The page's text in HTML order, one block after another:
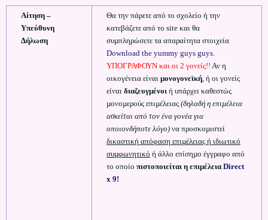
Αίτηση –
Υπεύθυνη
Δήλωση
Θα την πάρετε από το σχολείο ή την
κατεβάζετε από το site και θα
συµπληρώσετε τα απαραίτητα στοιχεία
Download the yummy guys guys.
ΥΠΟΓΡΑΦΟΥΝ και οι 2 γονείς!! Αν η
οικογένεια είναι µονογονεϊκή, ή οι γονείς
είναι διαζευγµένοι ή υπάρχει καθεστώς
µονοµερούς επιµέλειας (δηλαδή η επιµέλεια
ασκείται από τον ένα γονέα για
οποιονδήποτε λόγο) να προσκοµιστεί
δικαστική απόφαση επιµέλειας ή ιδιωτικό
συµφωνητικό ή άλλο επίσηµο έγγραφο από
το οποίο πιστοποιείται η επιµέλεια Direct
x 9!